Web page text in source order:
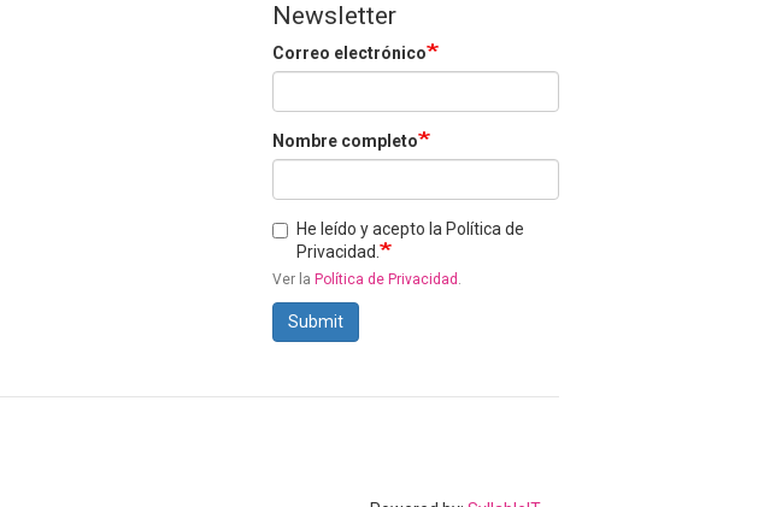
Newsletter
Correo electrónico
Nombre completo
He leído y acepto la Política de
Privacidad.
Ver la Política de Privacidad .
Submit